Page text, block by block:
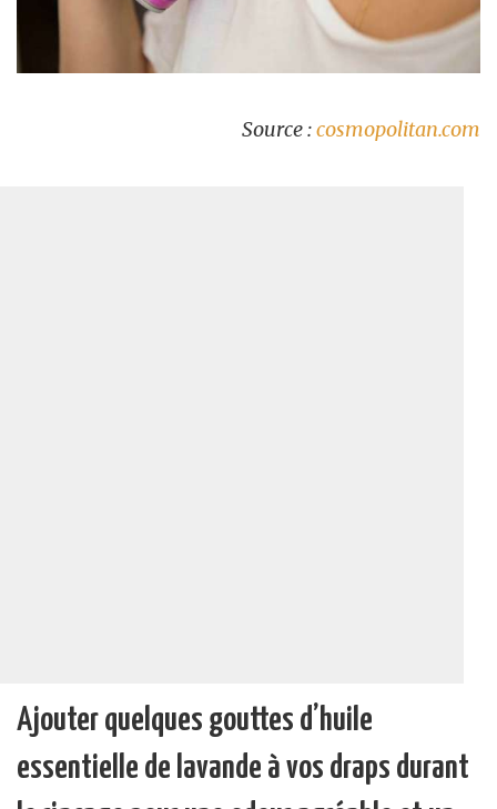
Source :cosmopolitan.com
Ajouter quelques gouttes d’huile
essentielle de lavande à vos draps durant